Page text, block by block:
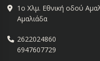
1ο Χλμ. Εθνική οδού
Αμαλιάδα
2622024860
6947607729